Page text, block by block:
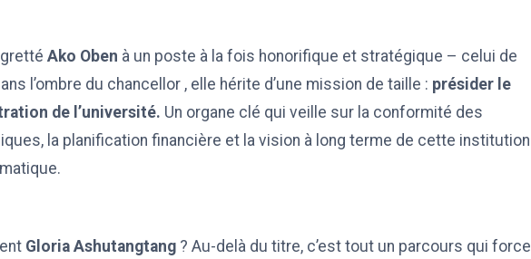
Ako Oben à un poste à la fois honorifique et stratégique – celui de
l’ombre du chancellor , elle hérite d’une mission de taille : présider le
de l’université. Un organe clé qui veille sur la conformité des
la planification financière et la vision à long terme de cette institution
Gloria Ashutangtang ? Au-delà du titre, c’est tout un parcours qui force